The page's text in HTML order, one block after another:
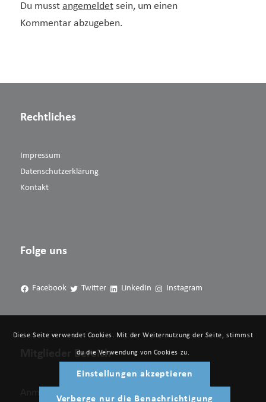
Du musst angemeldetsein, um einen
Kommentar abzugeben.
Rechtliches
Impressum
Datenschutzerklärung
Kontakt
Folge uns
Facebook Twitter LinkedIn Instagram
Mitglieder Bereich
Diese Seite verwendet Cookies. Mit der Weiternutzung der Seite, stimmst
du die Verwendung von Cookies zu.
Einstellungen akzeptieren
Verberge nur die Benachrichtigung